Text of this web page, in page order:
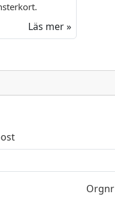
Läs mer »
Orgnr